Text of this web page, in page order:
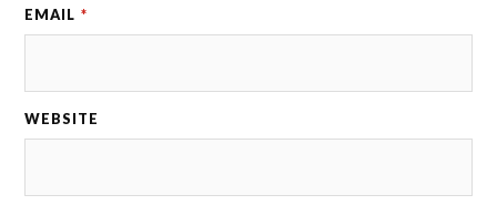
EMAIL *
WEBSITE